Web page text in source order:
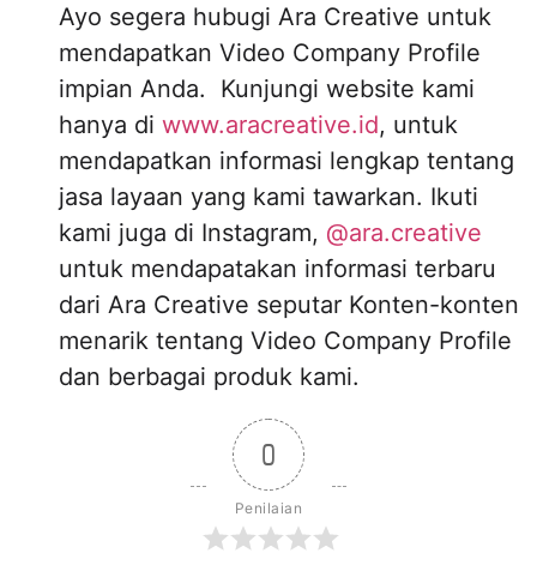
Ayo segera hubugi Ara Creative untuk
mendapatkan Video Company Profile
impian Anda. Kunjungi website kami
hanya di www.aracreative.id, untuk
mendapatkan informasi lengkap tentang
jasa layaan yang kami tawarkan. Ikuti
kami juga di Instagram, @ara.creative
untuk mendapatakan informasi terbaru
dari Ara Creative seputar Konten-konten
menarik tentang Video Company Profile
dan berbagai produk kami.
0
Penilaian